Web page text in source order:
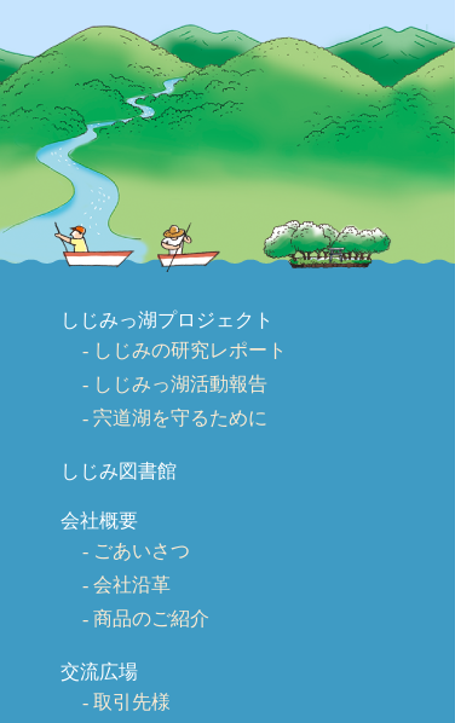
しじみっ湖プロジェクト
しじみの研究レポート
しじみっ湖活動報告
宍道湖を守るために
しじみ図書館
会社概要
ごあいさつ
会社沿革
商品のご紹介
交流広場
取引先様